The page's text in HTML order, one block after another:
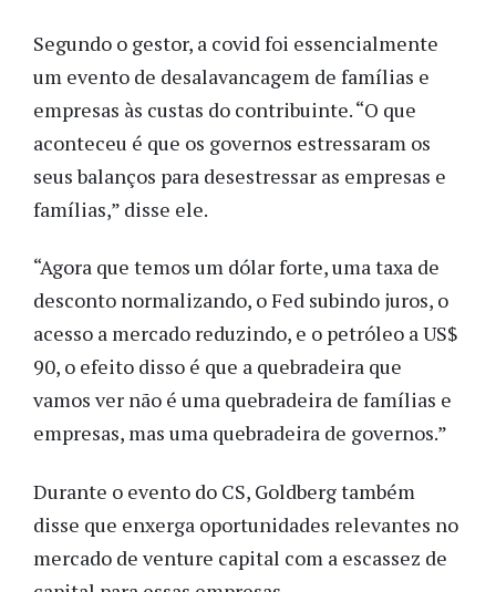
Segundo o gestor, a covid foi essencialmente
um evento de desalavancagem de famílias e
empresas às custas do contribuinte. “O que
aconteceu é que os governos estressaram os
seus balanços para desestressar as empresas e
famílias,” disse ele.
“Agora que temos um dólar forte, uma taxa de
desconto normalizando, o Fed subindo juros, o
acesso a mercado reduzindo, e o petróleo a US$
90, o efeito disso é que a quebradeira que
vamos ver não é uma quebradeira de famílias e
empresas, mas uma quebradeira de governos.”
Durante o evento do CS, Goldberg também
disse que enxerga oportunidades relevantes no
mercado de venture capital com a escassez de